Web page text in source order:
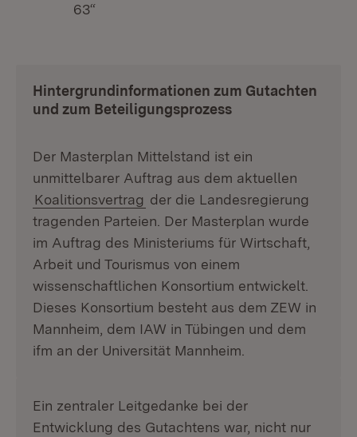
63“
Hintergrundinformationen zum Gutachten
und zum Beteiligungsprozess
Der Masterplan Mittelstand ist ein
unmittelbarer Auftrag aus dem aktuellen
Koalitionsvertrag der die Landesregierung
tragenden Parteien. Der Masterplan wurde
im Auftrag des Ministeriums für Wirtschaft,
Arbeit und Tourismus von einem
wissenschaftlichen Konsortium entwickelt.
Dieses Konsortium besteht aus dem ZEW in
Mannheim, dem IAW in Tübingen und dem
ifm an der Universität Mannheim.
Ein zentraler Leitgedanke bei der
Entwicklung des Gutachtens war, nicht nur